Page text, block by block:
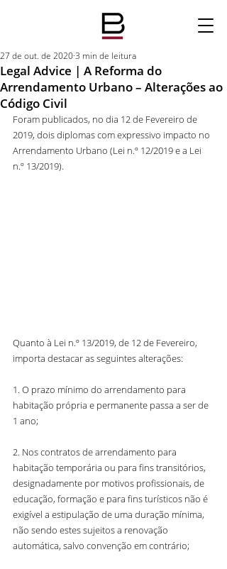
Legal Advice | A Reforma do
Arrendamento Urbano – Alterações ao
Código Civil
27 de out. de 20203 min de leitura
Foram publicados, no dia 12 de Fevereiro de
2019, dois diplomas com expressivo impacto no
Arrendamento Urbano (Lei n.º 12/2019 e a Lei
n.º 13/2019).
Quanto à Lei n.º 13/2019, de 12 de Fevereiro,
importa destacar as seguintes alterações:
1. O prazo mínimo do arrendamento para
habitação própria e permanente passa a ser de
1 ano;
2. Nos contratos de arrendamento para
habitação temporária ou para fins transitórios,
designadamente por motivos profissionais, de
educação, formação e para fins turísticos não é
exigível a estipulação de uma duração mínima,
não sendo estes sujeitos a renovação
automática, salvo convenção em contrário;